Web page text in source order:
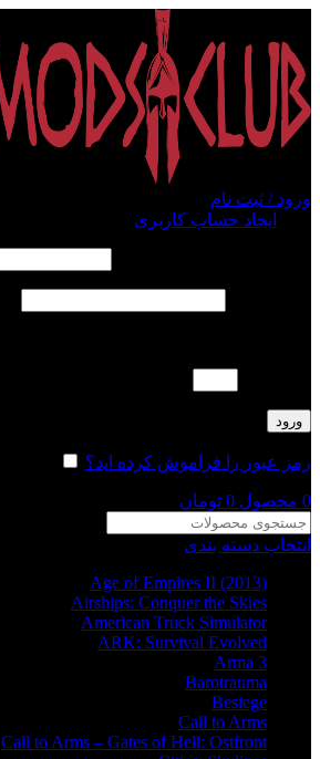
ورود / ثبت نام
ایجاد حساب کاربری
ورود
رمز عبور را فراموش کرده اید؟
0 محصول 0 تومان
انتخاب دسته بندی
Age of Empires II (2013)
Airships: Conquer the Skies
American Truck Simulator
ARK: Survival Evolved
Arma 3
Barotrauma
Besiege
Call to Arms
Call to Arms – Gates of Hell: Ostfront